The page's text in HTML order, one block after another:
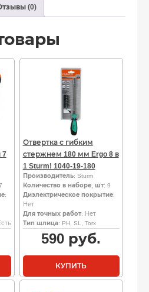
(0)
7
:
Отвертка с гибким
стержнем 180 мм Ergo 8 в
1 Sturm! 1040-19-180
Производитель: Sturm
Количество в наборе, шт: 9
Диэлектрическое покрытие:
Нет
Для точных работ: Нет
Тип шлица: PH, SL, Torx
590 руб.
КУПИТЬ